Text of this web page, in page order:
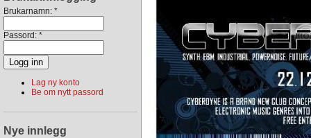
Brukarnamn: *
Passord: *
Lag ny konto
Be om nytt passord
Nye innlegg